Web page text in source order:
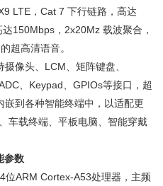
LTE，Cat 7 下行链路，高达
150Mbps，2x20Mz 载波聚合，
超高清语音。
像头、LCM、矩阵键盘、
、Keypad、GPIOs等接口，超
到各种智能终端中，以适配更
车载终端、平板电脑、智能穿戴
参数
ARM Cortex-A53处理器，主频